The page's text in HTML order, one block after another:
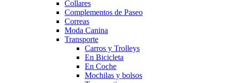
Collares
Complementos de Paseo
Correas
Moda Canina
Transporte
Carros y Trolleys
En Bicicleta
En Coche
Mochilas y bolsos